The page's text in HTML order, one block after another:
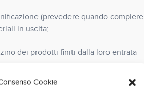
Cookie
(prevedere quando compiere
in uscita;
dei prodotti finiti dalla loro entrata